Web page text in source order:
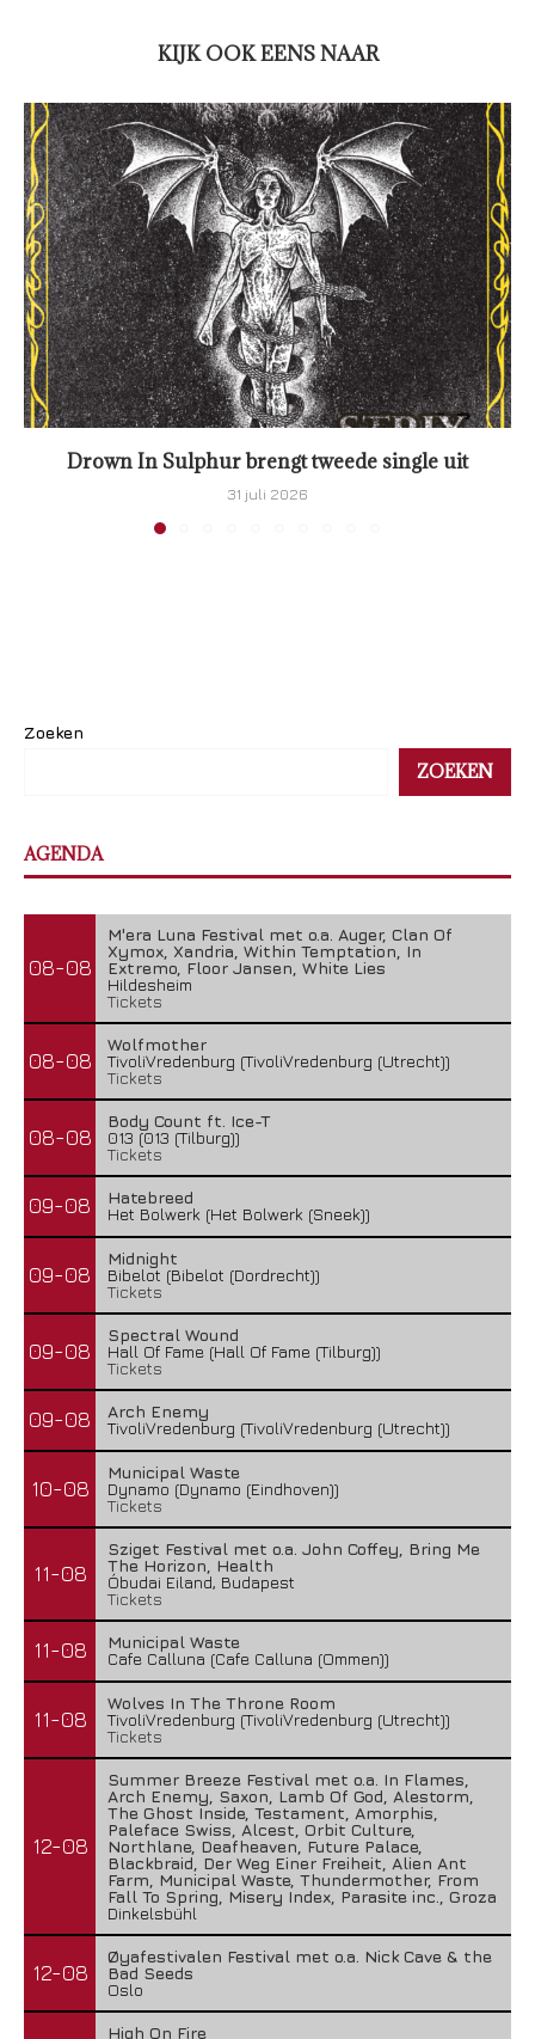
KIJK OOK EENS NAAR
Drown In Sulphur brengt tweede single uit
31 juli 2026
Zoeken
ZOEKEN
AGENDA
08-08
M'era Luna Festival met o.a. Auger, Clan Of
Xymox, Xandria, Within Temptation, In
Extremo, Floor Jansen, White Lies
Hildesheim
Tickets
08-08
Wolfmother
TivoliVredenburg (TivoliVredenburg (Utrecht))
Tickets
08-08
Body Count ft. Ice-T
013 (013 (Tilburg))
Tickets
09-08
Hatebreed
Het Bolwerk (Het Bolwerk (Sneek))
09-08
Midnight
Bibelot (Bibelot (Dordrecht))
Tickets
09-08
Spectral Wound
Hall Of Fame (Hall Of Fame (Tilburg))
Tickets
09-08
Arch Enemy
TivoliVredenburg (TivoliVredenburg (Utrecht))
10-08
Municipal Waste
Dynamo (Dynamo (Eindhoven))
Tickets
11-08
Sziget Festival met o.a. John Coffey, Bring Me
The Horizon, Health
Óbudai Eiland, Budapest
Tickets
11-08
Municipal Waste
Cafe Calluna (Cafe Calluna (Ommen))
11-08
Wolves In The Throne Room
TivoliVredenburg (TivoliVredenburg (Utrecht))
Tickets
12-08
Summer Breeze Festival met o.a. In Flames,
Arch Enemy, Saxon, Lamb Of God, Alestorm,
The Ghost Inside, Testament, Amorphis,
Paleface Swiss, Alcest, Orbit Culture,
Northlane, Deafheaven, Future Palace,
Blackbraid, Der Weg Einer Freiheit, Alien Ant
Farm, Municipal Waste, Thundermother, From
Fall To Spring, Misery Index, Parasite inc., Groza
Dinkelsbühl
12-08
Øyafestivalen Festival met o.a. Nick Cave & the
Bad Seeds
Oslo
High On Fire